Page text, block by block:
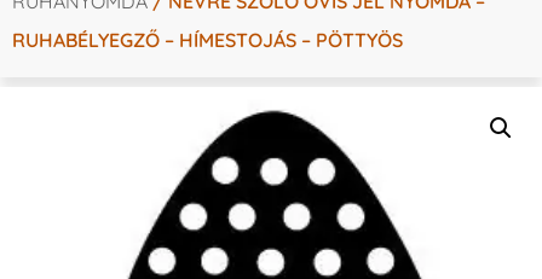
RUHABÉLYEGZŐ – HÍMESTOJÁS – PÖTTYÖS